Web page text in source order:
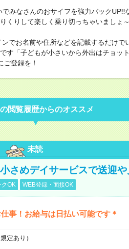
みなさんのおサイフを強力バックUP!!
くりして楽しく乗り切っちゃいましょ～
でお名前や住所などを記載するだけで
す「子どもが小さいから外出はチョッ
登録を！
閲覧履歴からのオススメ
未読
さめデイサービスで送迎や
クOK WEB登録・面接OK
事！お給与は日払い可能です＊
定あり）